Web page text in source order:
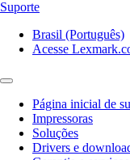
Suporte
Brasil (Português)
Acesse
Página inicial de
Impressoras
Soluções
Drivers e